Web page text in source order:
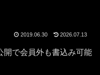
2019.06.30 2026.07.13
開で会員外も書込み可能